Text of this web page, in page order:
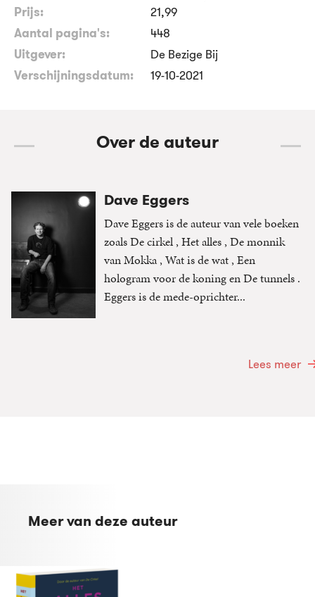
Prijs:
21,99
Aantal pagina's:
448
Uitgever:
De Bezige Bij
Verschijningsdatum:
19-10-2021
Over de auteur
Dave Eggers
Dave Eggers is de auteur van vele boeken
zoals De cirkel , Het alles , De monnik
van Mokka , Wat is de wat , Een
hologram voor de koning en De tunnels .
Eggers is de mede-oprichter...
Lees meer
Meer van deze auteur